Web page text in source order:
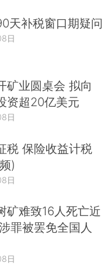
天补税窗口期疑问
日
矿业圆桌会 拟向
资超20亿美元
日
税 保险收益计税
)
日
矿难致16人死亡近
罪被罢免全国人
日